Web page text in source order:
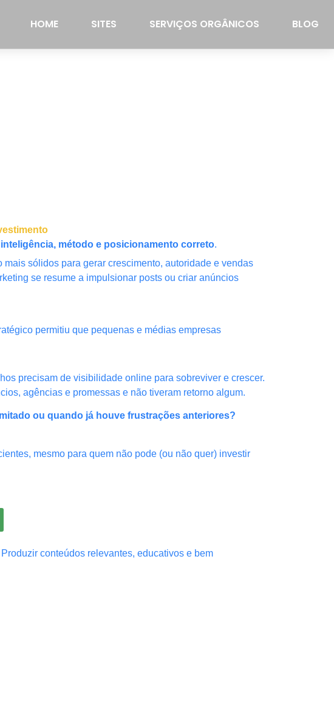
HOME SITES SERVIÇOS ORGÂNICOS BLOG
método e posicionamento correto.
sólidos para gerar crescimento, autoridade e vendas
se resume a impulsionar posts ou criar anúncios
permitiu que pequenas e médias empresas
precisam de visibilidade online para sobreviver e crescer.
agências e promessas e não tiveram retorno algum.
ou quando já houve frustrações anteriores?
mesmo para quem não pode (ou não quer) investir
conteúdos relevantes, educativos e bem